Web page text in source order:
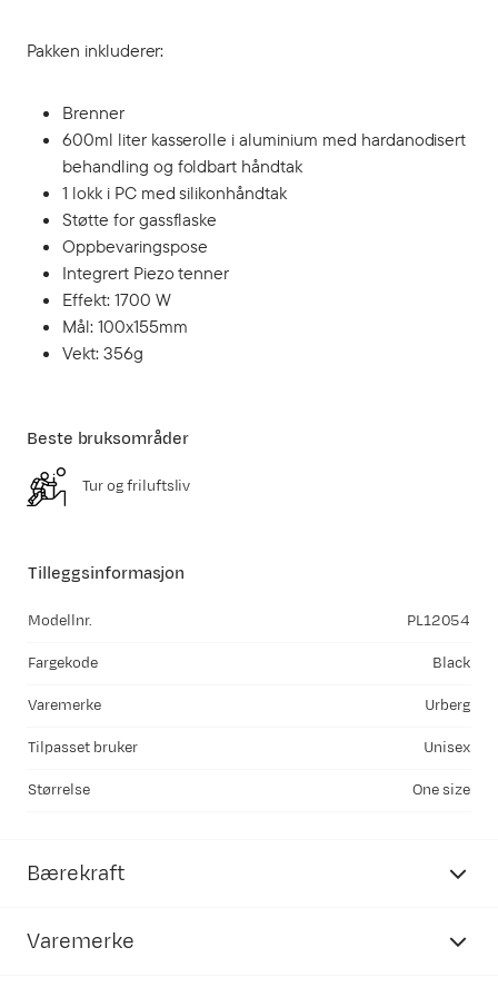
Pakken inkluderer:
Brenner
600ml liter kasserolle i aluminium med hardanodisert
behandling og foldbart håndtak
1 lokk i PC med silikonhåndtak
Støtte for gassflaske
Oppbevaringspose
Integrert Piezo tenner
Effekt: 1700 W
Mål: 100x155mm
Vekt: 356g
Tilleggsinformasjon
Modellnr. PL12054
Fargekode Black
Varemerke Urberg
Tilpasset bruker Unisex
Størrelse One size
Beste bruksområder
Tur og friluftsliv
Bærekraft
Varemerke